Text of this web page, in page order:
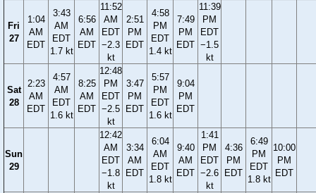
Fri
27
1:04
AM
EDT
3:43
AM
EDT
1.7 kt
6:56
AM
EDT
11:52
AM
EDT
−2.3
kt
2:51
PM
EDT
4:58
PM
EDT
1.4 kt
7:49
PM
EDT
11:39
PM
EDT
−1.5
kt
Sat
28
2:23
AM
EDT
4:57
AM
EDT
1.6 kt
8:25
AM
EDT
12:48
PM
EDT
−2.5
kt
3:47
PM
EDT
5:57
PM
EDT
1.6 kt
9:04
PM
EDT
Sun
29
12:42
AM
EDT
−1.8
kt
3:34
AM
EDT
6:04
AM
EDT
1.8 kt
9:40
AM
EDT
1:41
PM
EDT
−2.6
kt
4:36
PM
EDT
6:49
PM
EDT
1.8 kt
10:00
PM
EDT